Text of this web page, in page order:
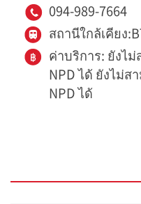
094-989-7664
สถานีใกล้เคียง
ค่าบริการ: ยังไ
NPD ได้ ยังไม่
NPD ได้